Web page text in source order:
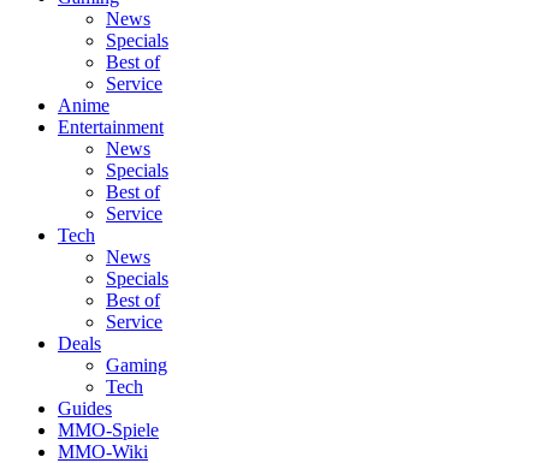
News
Specials
Best of
Service
Anime
Entertainment
News
Specials
Best of
Service
Tech
News
Specials
Best of
Service
Deals
Gaming
Tech
Guides
MMO-Spiele
MMO-Wiki